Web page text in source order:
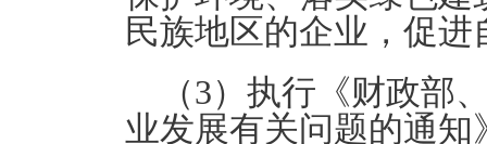
民族地区的企业，促
（3）执行《财政部
业发展有关问题的通知